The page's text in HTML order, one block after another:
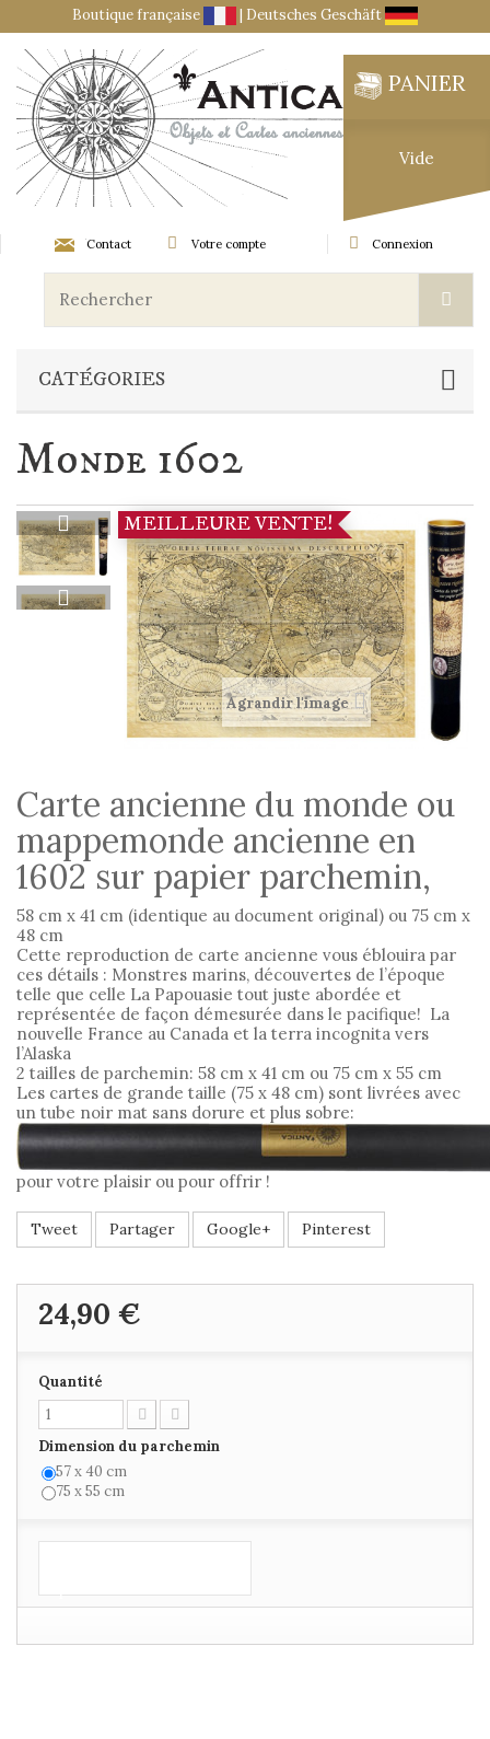
Boutique française | Deutsches Geschäft
PANIER
Vide
Connexion
Votre compte
Contact
CATÉGORIES
Monde 1602
MEILLEURE VENTE!
Agrandir l'image
Carte ancienne du monde ou
mappemonde ancienne en
1602 sur papier parchemin,
58 cm x 41 cm (identique au document original) ou 75 cm x
48 cm
Cette reproduction de carte ancienne vous éblouira par
ces détails : Monstres marins, découvertes de l’époque
telle que celle La Papouasie tout juste abordée et
représentée de façon démesurée dans le pacifique! La
nouvelle France au Canada et la terra incognita vers
l’Alaska
2 tailles de parchemin: 58 cm x 41 cm ou 75 cm x 55 cm
Les cartes de grande taille (75 x 48 cm) sont livrées avec
un tube noir mat sans dorure et plus sobre:
pour votre plaisir ou pour offrir !
Tweet Partager Google+ Pinterest
24,90 €
Quantité
Dimension du parchemin
57 x 40 cm
75 x 55 cm